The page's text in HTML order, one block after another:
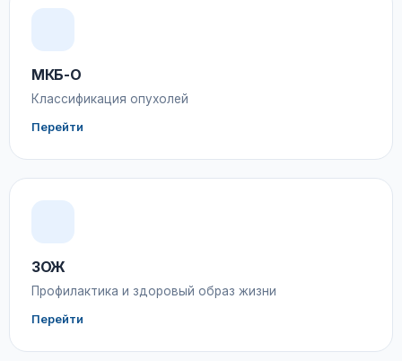
МКБ-О
Классификация опухолей
Перейти
ЗОЖ
Профилактика и здоровый образ жизни
Перейти